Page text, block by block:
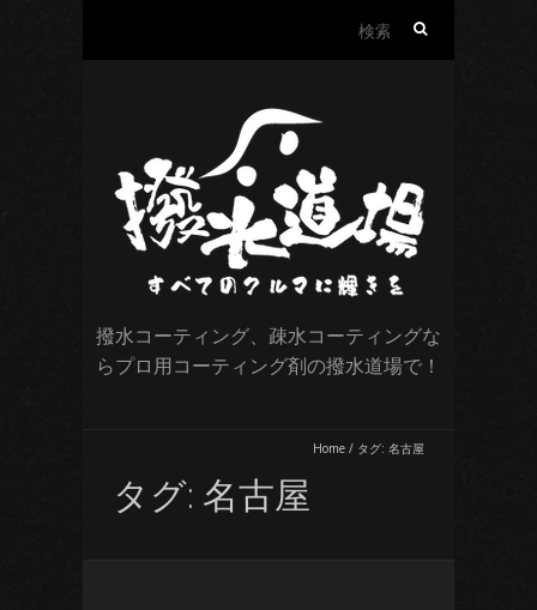
撥水コーティング、疎水コーティングな
らプロ用コーティング剤の撥水道場で！
Home / タグ: 名古屋
タグ: 名古屋